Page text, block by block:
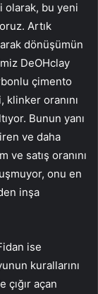
bu yeni
Artık
dönüşümün
DeOHclay
çimento
oranını
Bunun yanı
ve daha
ve satış oranını
onu en
inşa
ise
kurallarını
açan